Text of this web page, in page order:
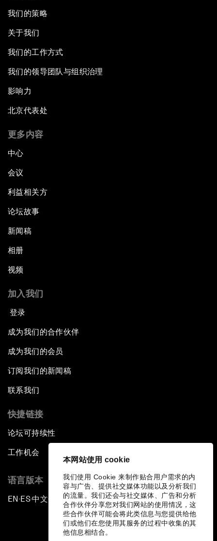
本网站使用 cookie
我们使用 Cookie 来制作贴合用户需求的内
容与广告、提供社交媒体功能以及分析我们
的流量。我们还会与社交媒体、广告和分析
合作伙伴分享您对我们网站的使用情况，这
些合作伙伴可能会将此类信息与您提供给他
们或他们在您使用其服务的过程中收集的其
他信息相结合。
我们的策略
关于我们
我们的工作方式
我们的领导团队与组织治理
影响力
北京代表处
更多内容
中心
会议
利益相关方
论坛故事
新闻稿
相册
视频
加入我们
登录
成为我们的合作伙伴
成为我们的会员
订阅我们的新闻稿
联系我们
快捷链接
论坛可持续性
工作机会
语言版本
EN ▪ES▪中文▪ 日本語